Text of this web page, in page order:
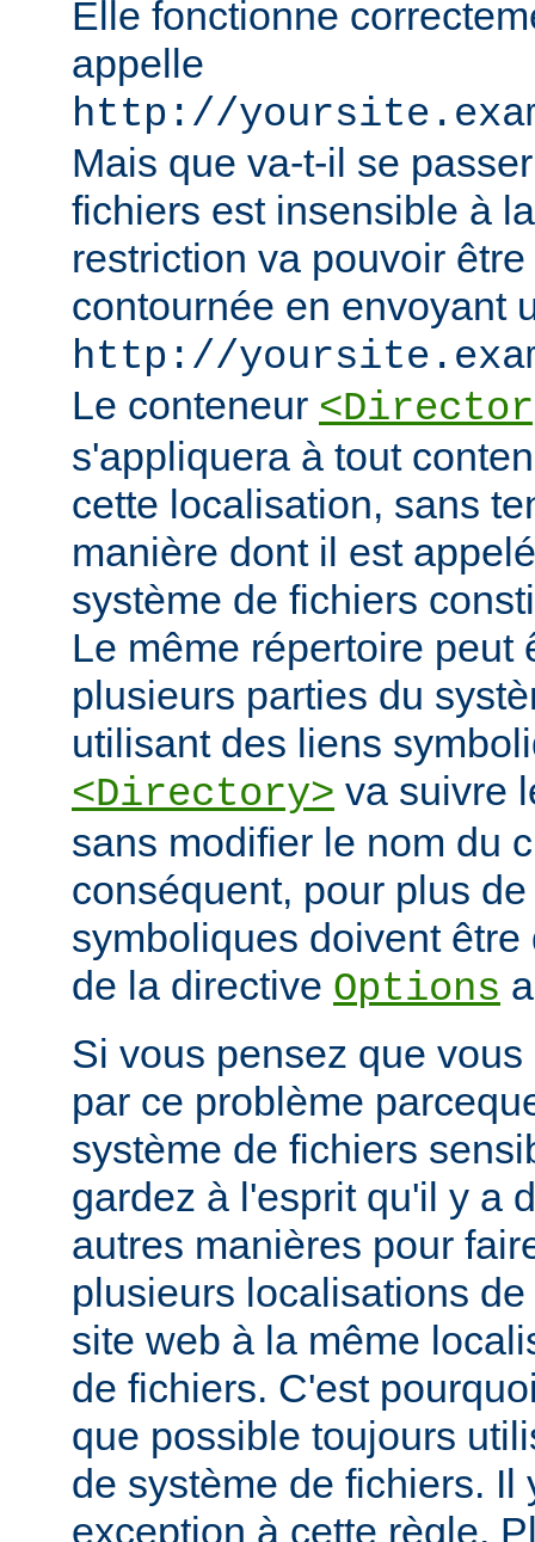
Elle fonctionne
appelle
http://
Mais que va-t-il se
fichiers est insensible à
restriction va pouvoir
contournée en envoyant
http://
Le conteneur
s'appliquera à tout
cette localisation, sans
manière dont il est
système de fichiers
Le même répertoire peut
plusieurs parties du
utilisant des liens
<Directory> va suivre
sans modifier le nom du
conséquent, pour plus
symboliques doivent
de la directive Options
Si vous pensez que
par ce problème
système de fichiers
gardez à l'esprit qu'il y a
autres manières pour
plusieurs localisations
site web à la même
de fichiers. C'est
que possible toujours
de système de fichiers. Il
exception à cette règle.